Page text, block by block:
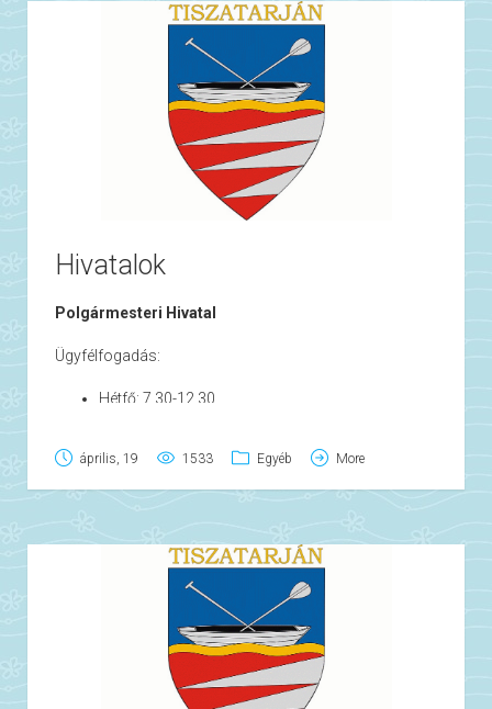
Családgondozó: Tóth Józsefné
Szerda: 8.30-12.30
Hivatalok
Polgármesteri Hivatal
Ügyfélfogadás:
Hétfő: 7.30-12.30
Szerda: 7.30-12.30
április, 19 1533 Egyéb More